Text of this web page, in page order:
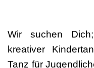
Wir suchen
kreativer
Tanz für